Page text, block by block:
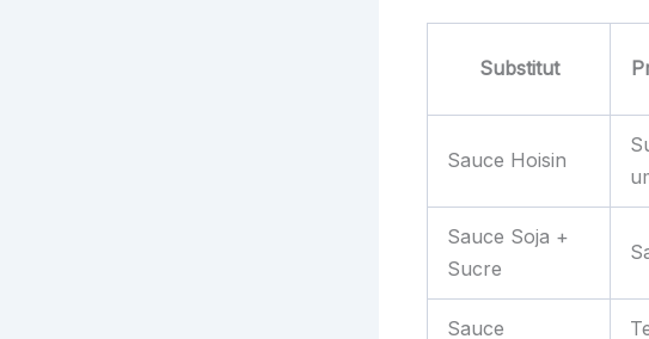
Substitut
Sauce Hoisin
Sauce Soja +
Sucre
Sauce